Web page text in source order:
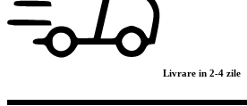
Livrare in 2-4 zile